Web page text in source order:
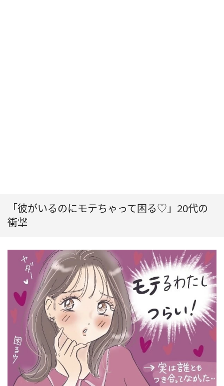
「彼がいるのにモテちゃって困る♡」20代の
衝撃